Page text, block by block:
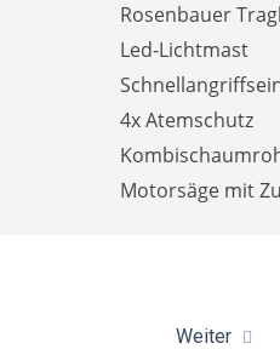
Rosenbauer
Led-Lichtmast
4x Atemschutz
Motorsäge mit
Weiter